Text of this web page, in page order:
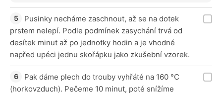
Pusinky necháme zaschnout, až se na dotek
prstem nelepí. Podle podmínek zasychání trvá od
desítek minut až po jednotky hodin a je vhodné
napřed upéci jednu skořápku jako zkušební vzorek.
Pak dáme plech do trouby vyhřáté na 160 °C
(horkovzduch). Pečeme 10 minut, poté snížíme